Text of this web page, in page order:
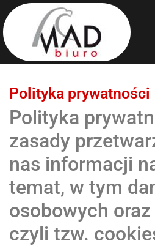
Polityka prywatności
Polityka
zasady
nas informacji
temat, w tym
osobowych
czyli tzw.